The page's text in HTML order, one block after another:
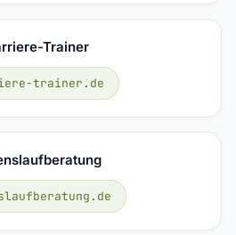
Trainer
trainer.de